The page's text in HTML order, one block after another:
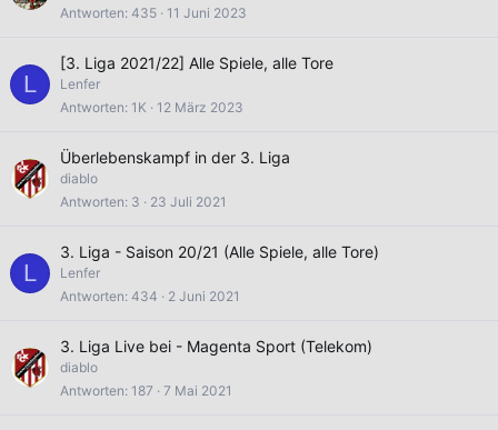
Antworten 435 11 Juni 2023
L
[3. Liga 2021/22] Alle Spiele, alle Tore
Lenfer
Antworten 1K 12 März 2023
Überlebenskampf in der 3. Liga
diablo
Antworten 3 23 Juli 2021
L
3. Liga - Saison 20/21 (Alle Spiele, alle Tore)
Lenfer
Antworten 434 2 Juni 2021
3. Liga Live bei - Magenta Sport (Telekom)
diablo
Antworten 187 7 Mai 2021